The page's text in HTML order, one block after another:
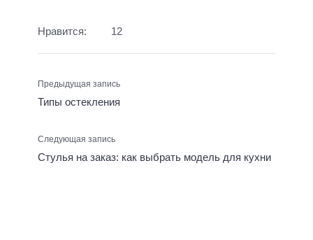
Нравится: 12
Предыдущая запись
Типы остекления
Следующая запись
Стулья на заказ: как выбрать модель для кухни